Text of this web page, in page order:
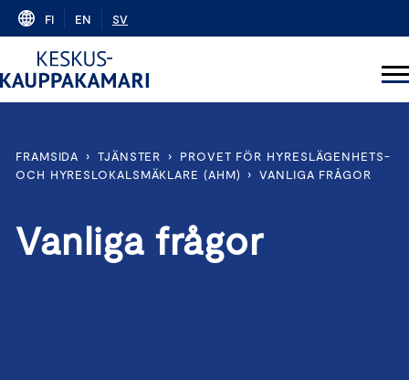
Skip
content
FI EN SV
FRAMSIDA › TJÄNSTER ›
PROVET FÖR HYRESLÄGENHETS-
OCH HYRESLOKALSMÄKLARE (AHM)
› VANLIGA FRÅGOR
Vanliga frågor